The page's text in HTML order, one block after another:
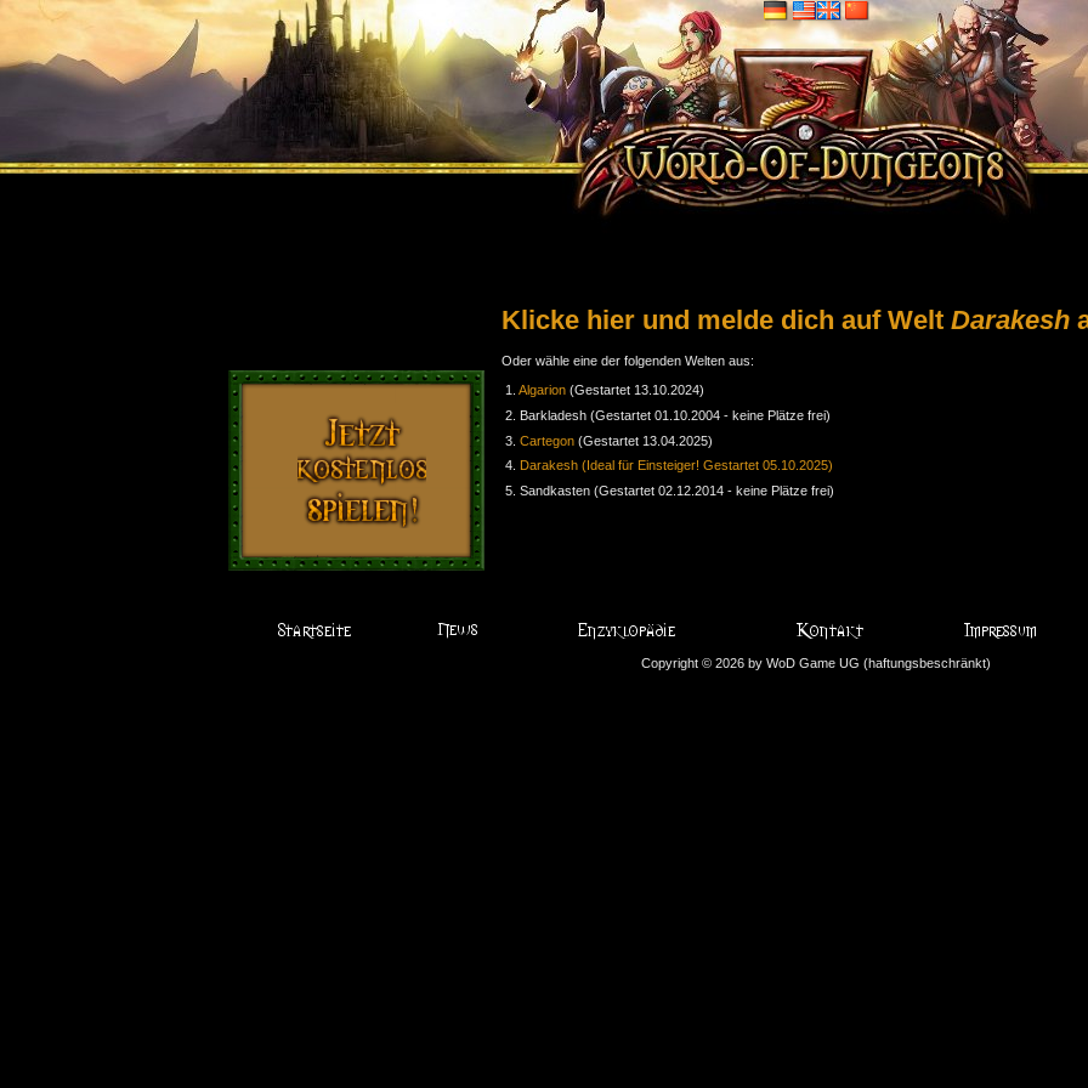
Klicke hier und melde dich auf Welt Darakesh
Oder wähle eine der folgenden Welten aus:
1. Algarion (Gestartet 13.10.2024)
2. Barkladesh (Gestartet 01.10.2004 - keine Plätze frei)
3. Cartegon (Gestartet 13.04.2025)
4. Darakesh (Ideal für Einsteiger! Gestartet 05.10.2025)
5. Sandkasten (Gestartet 02.12.2014 - keine Plätze frei)
Copyright © 2026 by WoD Game UG (haftungsbeschränkt)